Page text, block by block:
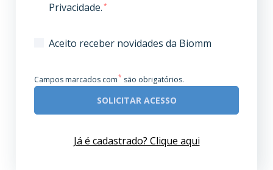
Privacidade.*
Aceito receber novidades da Biomm
Campos marcados com* são obrigatórios.
SOLICITAR ACESSO
Já é cadastrado? Clique aqui